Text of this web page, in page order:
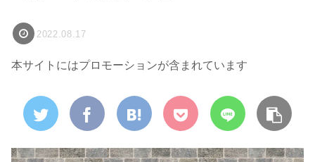
2022.08.17
本サイトにはプロモーションが含まれています